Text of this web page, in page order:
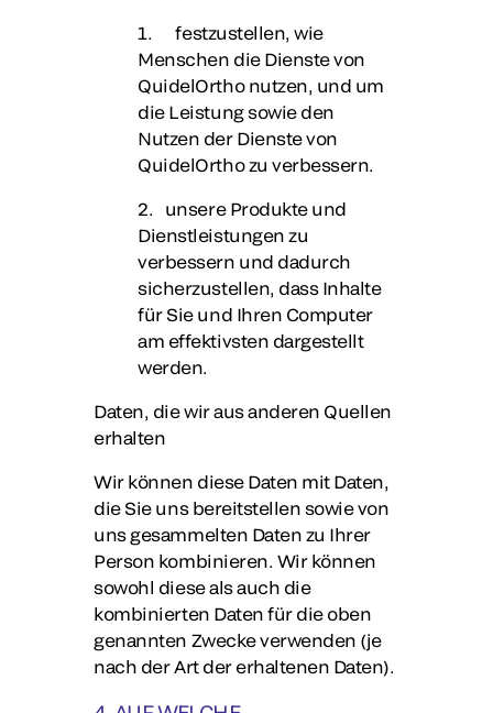
1. festzustellen, wie
Menschen die Dienste von
QuidelOrtho nutzen, und um
die Leistung sowie den
Nutzen der Dienste von
QuidelOrtho zu verbessern.
2. unsere Produkte und
Dienstleistungen zu
verbessern und dadurch
sicherzustellen, dass Inhalte
für Sie und Ihren Computer
am effektivsten dargestellt
werden.
Daten, die wir aus anderen Quellen
erhalten
Wir können diese Daten mit Daten,
die Sie uns bereitstellen sowie von
uns gesammelten Daten zu Ihrer
Person kombinieren. Wir können
sowohl diese als auch die
kombinierten Daten für die oben
genannten Zwecke verwenden (je
nach der Art der erhaltenen Daten).